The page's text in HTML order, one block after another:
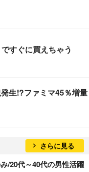
すぐに買えちゃう
生!?ファミマ45％増量
さらに見る
/20代～40代の男性活躍